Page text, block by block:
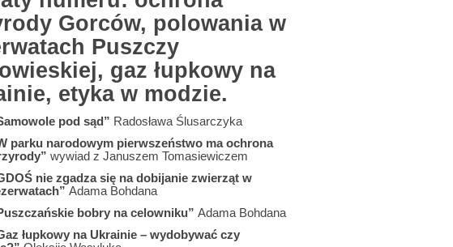
Gorców, polowania w
Puszczy
gaz łupkowy na
etyka w modzie.
pod sąd” Radosława Ślusarczyka
parku narodowym pierwszeństwo ma ochrona
wywiad z Januszem Tomasiewiczem
nie zgadza się na dobijanie zwierząt w
Adama Bohdana
bobry na celowniku” Adama Bohdana
łupkowy na Ukrainie – wydobywać czy